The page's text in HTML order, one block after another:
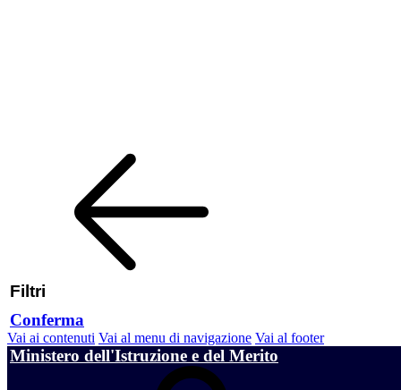
Filtri
Conferma
Vai ai contenuti Vai al menu di navigazione Vai al footer
Ministero dell'Istruzione e del Merito